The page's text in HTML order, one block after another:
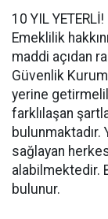
10 YIL YETERLİ!
Emeklilik
maddi açıdan
Güvenlik
yerine
farklılaşan
bulunmaktadır.
sağlayan
alabilmektedir.
bulunur.